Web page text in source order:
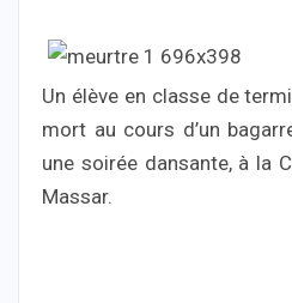
Un élève en classe de
mort au cours d’un
une soirée dansante, à la
Massar.